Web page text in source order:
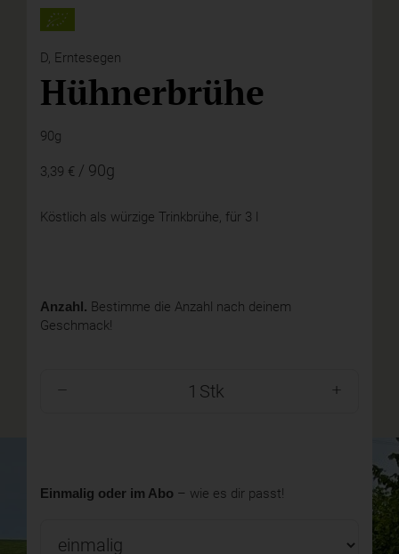
D, Erntesegen
Hühnerbrühe
90g
3,39 € / 90g
Köstlich als würzige Trinkbrühe, für 3 l
Anzahl. Bestimme die Anzahl nach deinem
Geschmack!
Stk
Einmalig oder im Abo – wie es dir passt!